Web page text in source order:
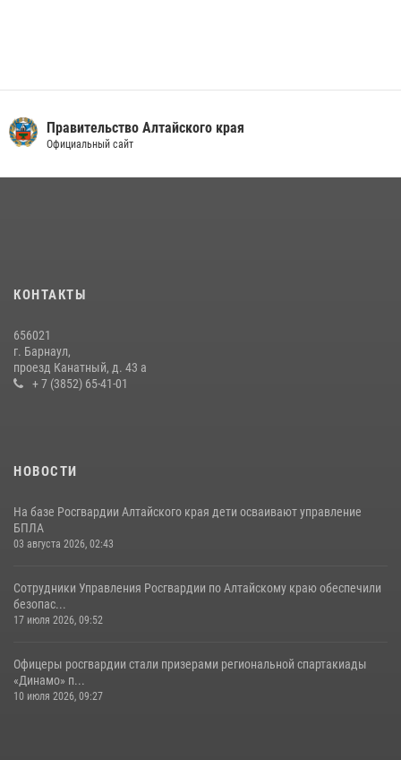
Правительство Алтайского края
Официальный сайт
КОНТАКТЫ
656021
г. Барнаул,
проезд Канатный, д. 43 а
+ 7 (3852) 65-41-01
НОВОСТИ
На базе Росгвардии Алтайского края дети осваивают управление
БПЛА
03 августа 2026, 02:43
Сотрудники Управления Росгвардии по Алтайскому краю обеспечили
безопас...
17 июля 2026, 09:52
Офицеры росгвардии стали призерами региональной спартакиады
«Динамо» п...
10 июля 2026, 09:27